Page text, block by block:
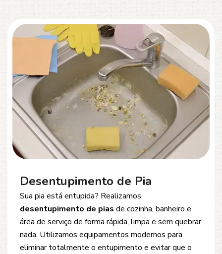
Desentupimento de Esgoto
Problemas comentupimento de esgoto
Oferecemos soluções rápidas e eficientes para
desobstrução de redes de esgoto, caixas de
inspeção e tubulações. Utilizamos equipamentos
modernos e técnicas seguras que garantem um